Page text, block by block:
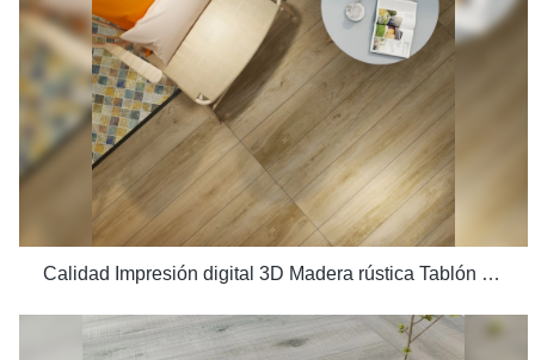
Calidad Impresión digital 3D Madera rústica Tablón de madera Mirada 200x1200 Piso Baldosa de madera Cerámica Fabricante